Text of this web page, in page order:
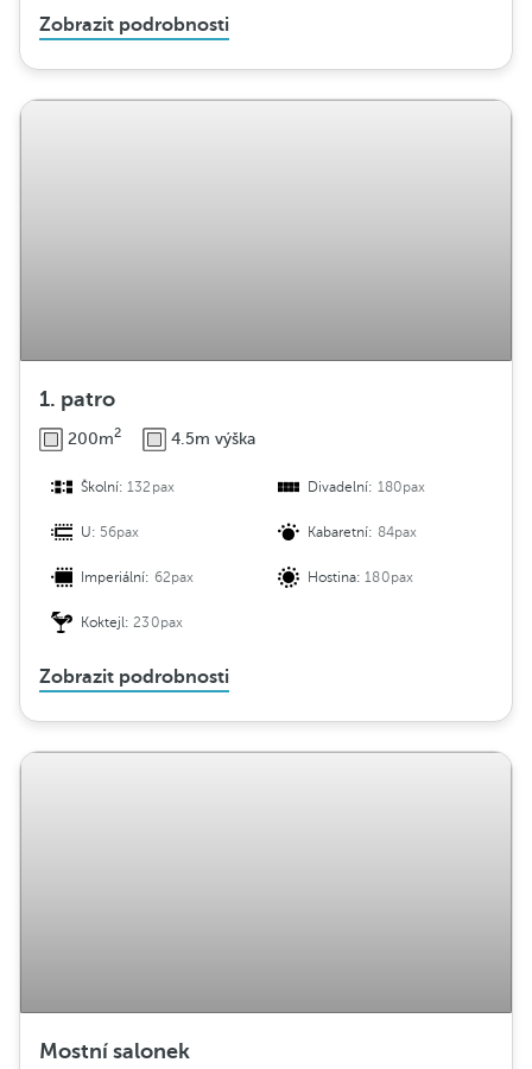
Zobrazit podrobnosti
1. patro
200m2 4.5m výška
Školní:132pax Divadelní: 180pax
U: 56pax Kabaretní: 84pax
Imperiální: 62pax Hostina:180pax
Koktejl:230pax
Zobrazit podrobnosti
Mostní salonek